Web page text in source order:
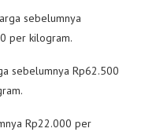
sebelumnya
per kilogram.
sebelumnya Rp62.500
Rp22.000 per